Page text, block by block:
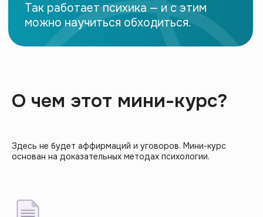
О чем этот мини-курс?
Здесь не будет аффирмаций и уговоров. Мини-курс
основан на доказательных методах психологии.